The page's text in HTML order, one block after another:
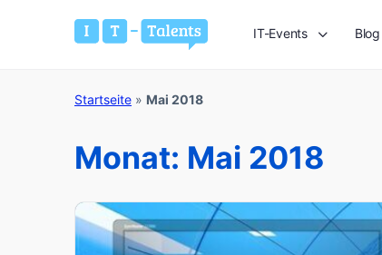
IT-Events Blog
Startseite » Mai 2018
Monat: Mai 2018